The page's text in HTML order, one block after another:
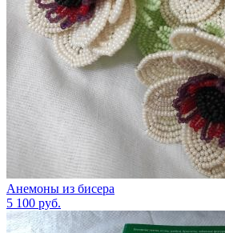
Анемоны из бисера
5 100 руб.